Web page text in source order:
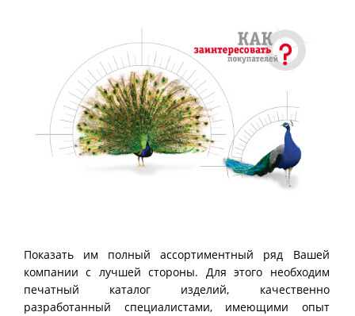
Показать им полный ассортиментный ряд Вашей
компании с лучшей стороны. Для этого необходим
печатный каталог изделий, качественно
разработанный специалистами, имеющими опыт